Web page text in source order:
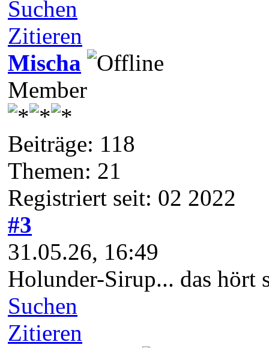
Suchen
Zitieren
Mischa
Member
Beiträge: 118
Themen: 21
Registriert seit: 02 2022
#3
31.05.26, 16:49
Holunder-Sirup... das hört
Suchen
Zitieren